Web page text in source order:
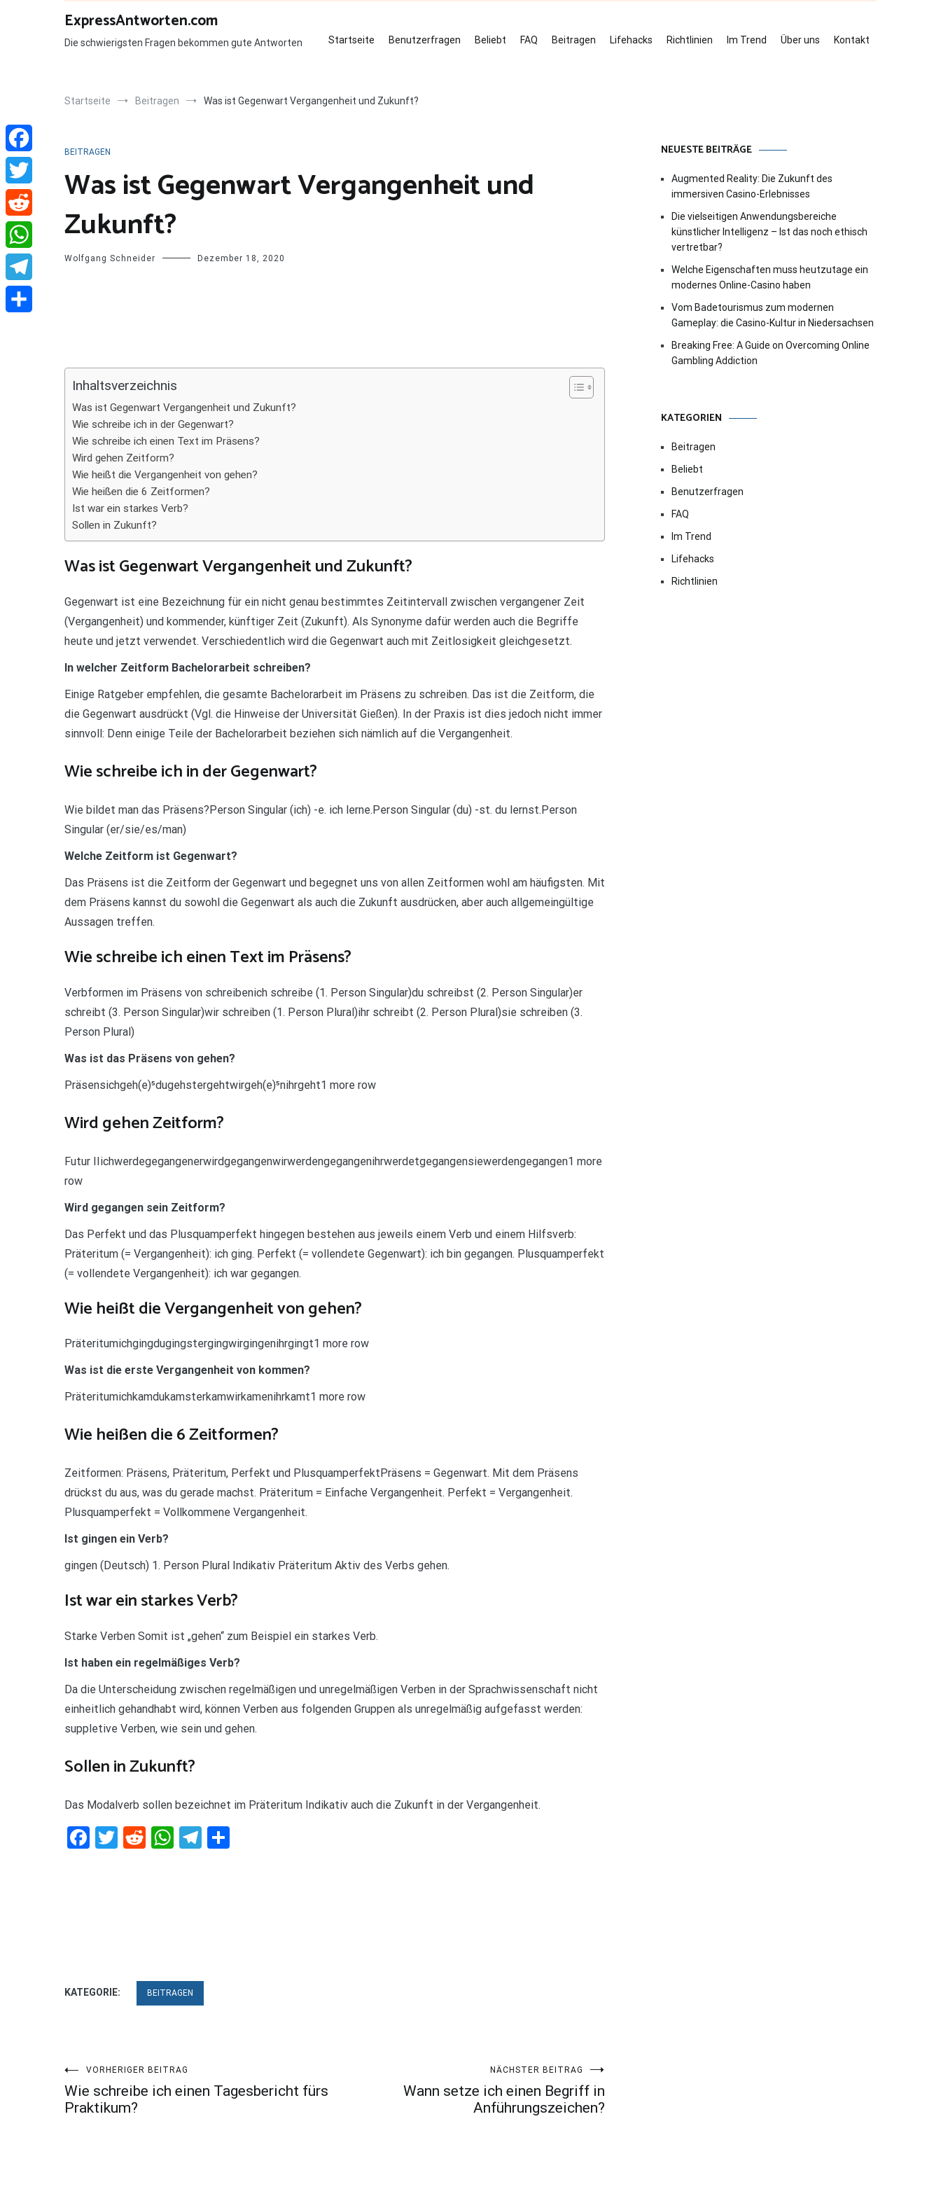
ExpressAntworten.com
Die schwierigsten Fragen bekommen gute Antworten Startseite Benutzerfragen Beliebt FAQ Beitragen Lifehacks Richtlinien Im Trend Über uns Kontakt
Startseite Beitragen Was ist Gegenwart Vergangenheit und Zukunft?
BEITRAGEN
Was ist Gegenwart Vergangenheit und
Zukunft?
Wolfgang Schneider Dezember 18, 2020
Inhaltsverzeichnis
Was ist Gegenwart Vergangenheit und Zukunft?
Wie schreibe ich in der Gegenwart?
Wie schreibe ich einen Text im Präsens?
Wird gehen Zeitform?
Wie heißt die Vergangenheit von gehen?
Wie heißen die 6 Zeitformen?
Ist war ein starkes Verb?
Sollen in Zukunft?
Was ist Gegenwart Vergangenheit und Zukunft?
Gegenwart ist eine Bezeichnung für ein nicht genau bestimmtes Zeitintervall zwischen vergangener Zeit
(Vergangenheit) und kommender, künftiger Zeit (Zukunft). Als Synonyme dafür werden auch die Begriffe
heute und jetzt verwendet. Verschiedentlich wird die Gegenwart auch mit Zeitlosigkeit gleichgesetzt.
In welcher Zeitform Bachelorarbeit schreiben?
Einige Ratgeber empfehlen, die gesamte Bachelorarbeit im Präsens zu schreiben. Das ist die Zeitform, die
die Gegenwart ausdrückt (Vgl. die Hinweise der Universität Gießen). In der Praxis ist dies jedoch nicht immer
sinnvoll: Denn einige Teile der Bachelorarbeit beziehen sich nämlich auf die Vergangenheit.
Wie schreibe ich in der Gegenwart?
Wie bildet man das Präsens?Person Singular (ich) -e. ich lerne.Person Singular (du) -st. du lernst.Person
Singular (er/sie/es/man)
Welche Zeitform ist Gegenwart?
Das Präsens ist die Zeitform der Gegenwart und begegnet uns von allen Zeitformen wohl am häufigsten. Mit
dem Präsens kannst du sowohl die Gegenwart als auch die Zukunft ausdrücken, aber auch allgemeingültige
Aussagen treffen.
Wie schreibe ich einen Text im Präsens?
Verbformen im Präsens von schreibenich schreibe (1. Person Singular)du schreibst (2. Person Singular)er
schreibt (3. Person Singular)wir schreiben (1. Person Plural)ihr schreibt (2. Person Plural)sie schreiben (3.
Person Plural)
Was ist das Präsens von gehen?
Präsensichgeh(e)⁵dugehstergehtwirgeh(e)⁵nihrgeht1 more row
Wird gehen Zeitform?
Futur IIichwerdegegangenerwirdgegangenwirwerdengegangenihrwerdetgegangensiewerdengegangen1 more
row
Wird gegangen sein Zeitform?
Das Perfekt und das Plusquamperfekt hingegen bestehen aus jeweils einem Verb und einem Hilfsverb:
Präteritum (= Vergangenheit): ich ging. Perfekt (= vollendete Gegenwart): ich bin gegangen. Plusquamperfekt
(= vollendete Vergangenheit): ich war gegangen.
Wie heißt die Vergangenheit von gehen?
Präteritumichgingdugingstergingwirgingenihrgingt1 more row
Was ist die erste Vergangenheit von kommen?
Präteritumichkamdukamsterkamwirkamenihrkamt1 more row
Wie heißen die 6 Zeitformen?
Zeitformen: Präsens, Präteritum, Perfekt und PlusquamperfektPräsens = Gegenwart. Mit dem Präsens
drückst du aus, was du gerade machst. Präteritum = Einfache Vergangenheit. Perfekt = Vergangenheit.
Plusquamperfekt = Vollkommene Vergangenheit.
Ist gingen ein Verb?
gingen (Deutsch) 1. Person Plural Indikativ Präteritum Aktiv des Verbs gehen.
Ist war ein starkes Verb?
Starke Verben Somit ist „gehen“ zum Beispiel ein starkes Verb.
Ist haben ein regelmäßiges Verb?
Da die Unterscheidung zwischen regelmäßigen und unregelmäßigen Verben in der Sprachwissenschaft nicht
einheitlich gehandhabt wird, können Verben aus folgenden Gruppen als unregelmäßig aufgefasst werden:
suppletive Verben, wie sein und gehen.
Sollen in Zukunft?
Das Modalverb sollen bezeichnet im Präteritum Indikativ auch die Zukunft in der Vergangenheit.
Facebook
Twitter
RedditWhatsApp
Telegram
KATEGORIE: BEITRAGEN
Beitragsnavigation
VORHERIGER BEITRAG
Wie schreibe ich einen Tagesbericht fürs
Praktikum?
NÄCHSTER BEITRAG
Wann setze ich einen Begriff in
Anführungszeichen?
NEUESTE BEITRÄGE
Augmented Reality: Die Zukunft des
immersiven Casino-Erlebnisses
Die vielseitigen Anwendungsbereiche
künstlicher Intelligenz – Ist das noch ethisch
vertretbar?
Welche Eigenschaften muss heutzutage ein
modernes Online-Casino haben
Vom Badetourismus zum modernen
Gameplay: die Casino-Kultur in Niedersachsen
Breaking Free: A Guide on Overcoming Online
Gambling Addiction
KATEGORIEN
Beitragen
Beliebt
Benutzerfragen
FAQ
Im Trend
Lifehacks
Richtlinien
Facebook
Twitter
Reddit
WhatsApp
Telegram